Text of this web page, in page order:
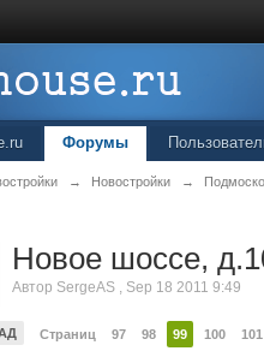
Форумы
→ Новостройки →
Новое шоссе,
Автор SergeAS , Sep 18 2011 9:49
Страниц 97 98 99 100 101